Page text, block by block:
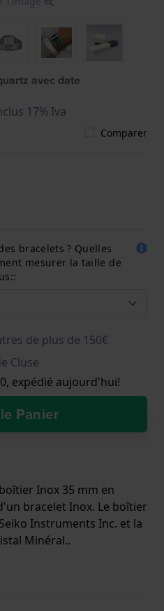
avec date
17% Iva
Comparer
bracelets ? Quelles
mesurer la taille de
de plus de 150€
Cluse
expédié aujourd'hui!
Panier
Inox 35 mm en
bracelet Inox. Le boîtier
Instruments Inc. et la
Minéral..
signifie que la montre est